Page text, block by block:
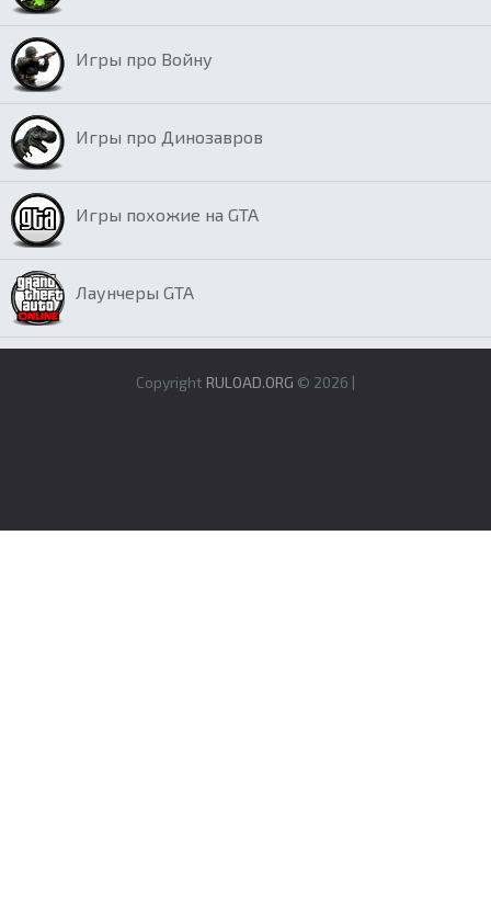
Игры про Войну
Игры про Динозавров
Игры похожие на GTA
Лаунчеры GTA
Copyright RULOAD.ORG © 2026 |